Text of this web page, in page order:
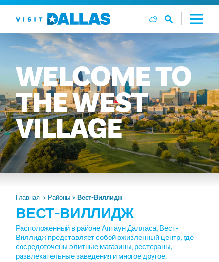
Перейти к содержанию
WELCOMETO
THEWEST
VILLAGE
Главная Районы Вест-Виллидж
ВЕСТ-ВИЛЛИДЖ
Расположенный в районе Аптаун Далласа, Вест-
Виллидж представляет собой оживленный центр, где
сосредоточены элитные магазины, рестораны,
развлекательные заведения и многое другое.